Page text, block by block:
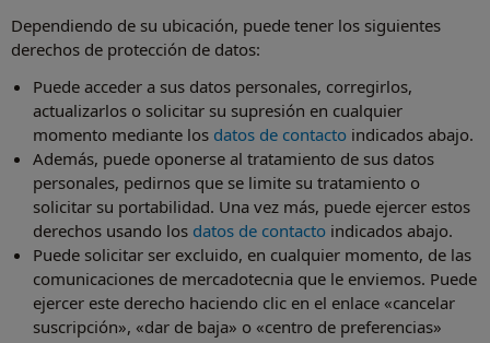
Dependiendo de su ubicación, puede tener los siguientes
derechos de protección de datos:
Puede acceder a sus datos personales, corregirlos,
actualizarlos o solicitar su supresión en cualquier
momento mediante los datos de contacto indicados abajo.
Además, puede oponerse al tratamiento de sus datos
personales, pedirnos que se limite su tratamiento o
solicitar su portabilidad. Una vez más, puede ejercer estos
derechos usando los datos de contacto indicados abajo.
Puede solicitar ser excluido, en cualquier momento, de las
comunicaciones de mercadotecnia que le enviemos. Puede
ejercer este derecho haciendo clic en el enlace «cancelar
suscripción», «dar de baja» o «centro de preferencias»